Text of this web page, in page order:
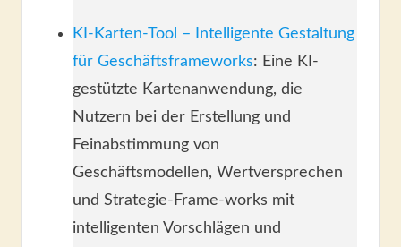
KI-Karten-Tool – Intelligente Gestaltung
für Geschäftsframeworks: Eine KI-
gestützte Kartenanwendung, die
Nutzern bei der Erstellung und
Feinabstimmung von
Geschäftsmodellen, Wertversprechen
und Strategie-Frame-works mit
intelligenten Vorschlägen und